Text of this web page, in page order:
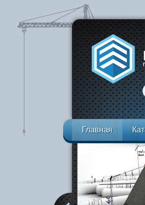
Главная